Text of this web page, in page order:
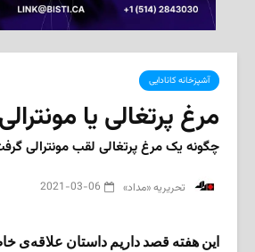
آشپزخانه کانادایی
مرغ پرتغالی یا مونترالی
چگونه یک مرغ پرتغالی لقب مونترالی
‌ تحریریه «مداد» 2021-03-06
این هفته قصد داریم داستان علاقه‌ی